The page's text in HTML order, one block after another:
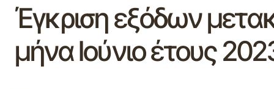
Έγκριση εξόδων
μήνα Ιούνιο έτους